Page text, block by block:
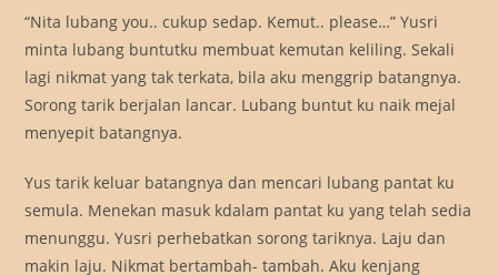
“Nita lubang you.. cukup sedap. Kemut.. please…” Yusri
minta lubang buntutku membuat kemutan keliling. Sekali
lagi nikmat yang tak terkata, bila aku menggrip batangnya.
Sorong tarik berjalan lancar. Lubang buntut ku naik mejal
menyepit batangnya.
Yus tarik keluar batangnya dan mencari lubang pantat ku
semula. Menekan masuk kdalam pantat ku yang telah sedia
menunggu. Yusri perhebatkan sorong tariknya. Laju dan
makin laju. Nikmat bertambah- tambah. Aku kenjang